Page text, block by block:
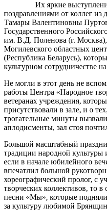
Их яркие выступления
поздравлениями от коллег из
Тамары Валентиновны
Государственного
им. В.Д. Поленова (г. Москва),
Могилевского областных
(Республика Беларусь),
культурном сотрудничестве
Не могли в этот день не
работы Центра «Народное
ветеранах учреждения,
присутствовали в зале, и о
трогательные минуты
аплодисменты, зал стоя
Большой масштабный
традиции народной культуры
если в начале юбилейного
впечатлил большой
хореографический пролог, с
творческих коллективов, то
песни «Мы», которые
за культуру любимой